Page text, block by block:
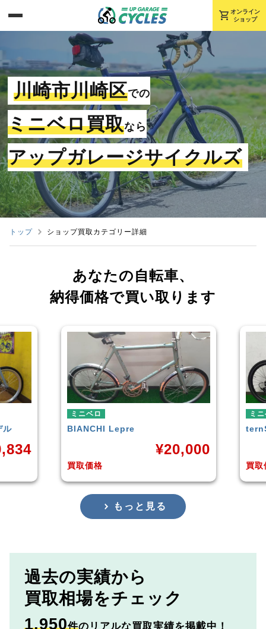
shopping_cart オンライン
ショップ
川崎市川崎区での
ミニベロ買取なら
アップガレージサイクルズ
トップ ショップ買取カテゴリー詳細
あなたの自転車、
納得価格で買い取ります
ミニベロ
ternSURGE 2021年モデル
買取価格
¥33,249
買
もっと見る
過去の実績から
買取相場をチェック
1,950件のリアルな買取実績を掲載中！